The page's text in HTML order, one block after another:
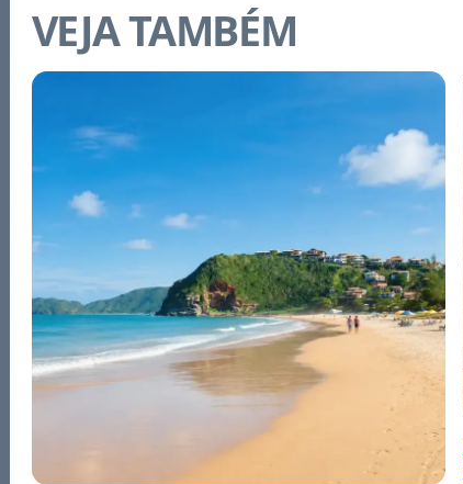
VEJA TAMBÉM